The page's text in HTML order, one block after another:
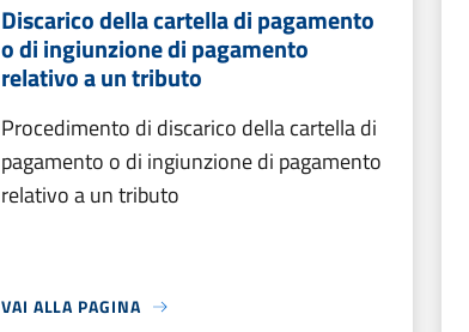
Discarico della cartella di pagamento
o di ingiunzione di pagamento
relativo a un tributo
Procedimento di discarico della cartella di
pagamento o di ingiunzione di pagamento
relativo a un tributo
VAI ALLA PAGINA